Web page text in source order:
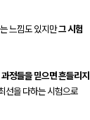
느낌도 있지만그 시험
정들을 믿으면 흔들리지
선을 다하는 시험으로